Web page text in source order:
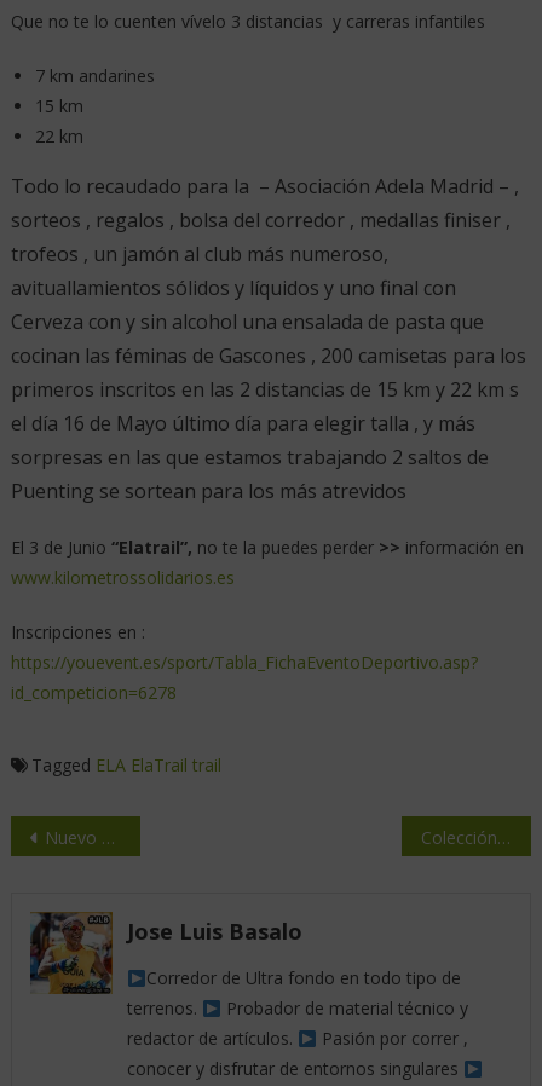
Que no te lo cuenten vívelo 3 distancias y carreras infantiles
7 km andarines
15 km
22 km
Todo lo recaudado para la – Asociación Adela Madrid – ,
sorteos , regalos , bolsa del corredor , medallas finiser ,
trofeos , un jamón al club más numeroso,
avituallamientos sólidos y líquidos y uno final con
Cerveza con y sin alcohol una ensalada de pasta que
cocinan las féminas de Gascones , 200 camisetas para los
primeros inscritos en las 2 distancias de 15 km y 22 km s
el día 16 de Mayo último día para elegir talla , y más
sorpresas en las que estamos trabajando 2 saltos de
Puenting se sortean para los más atrevidos
El 3 de Junio “Elatrail”, no te la puedes perder >> información en
www.kilometrossolidarios.es
Inscripciones en :
https://youevent.es/sport/Tabla_FichaEventoDeportivo.asp?
id_competicion=6278
Tagged ELA ElaTrail trail
Nuevo Suunto Vertical Colección Columbia de Trail
Jose Luis Basalo
Corredor de Ultra fondo en todo tipo de
terrenos.
Probador de material técnico y
redactor de artículos.
Pasión por correr ,
conocer y disfrutar de entornos singulares